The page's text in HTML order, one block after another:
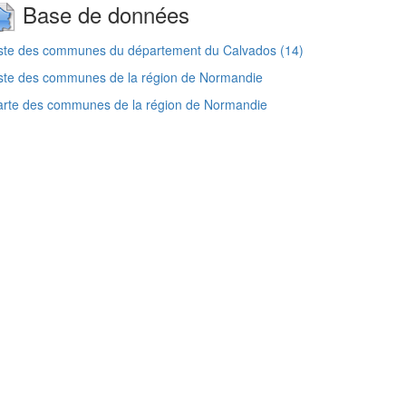
Base de données
des communes du département du Calvados (14)
des communes de la région de Normandie
des communes de la région de Normandie